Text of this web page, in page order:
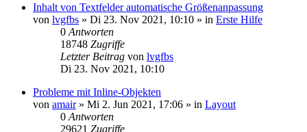
Inhalt von Textfelder automatische Größenanpassung
von lvgfbs » Di 23. Nov 2021, 10:10 » in Erste Hilfe
0 Antworten
18748 Zugriffe
Letzter Beitrag von lvgfbs
Di 23. Nov 2021, 10:10
Probleme mit Inline-Objekten
von amair» Mi 2. Jun 2021, 17:06 » in Layout
0 Antworten
29621 Zugriffe